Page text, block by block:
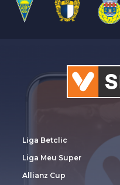
Liga Betclic
Liga Meu Super
Allianz Cup